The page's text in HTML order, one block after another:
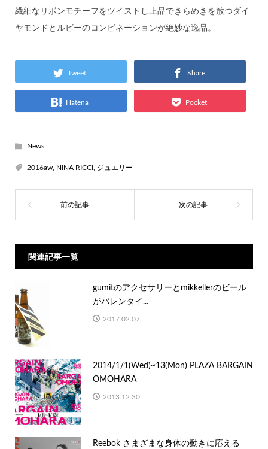
繊細なリボンモチーフをツイストし上品できらめきを放つダイ
ヤモンドとルビーのコンビネーションが絶妙な逸品。
Tweet Share
Hatena Pocket
News
2016aw, NINA RICCI ジュエリー
関連記事一覧
gumitのアクセサリーとmikkellerのビール
がバレンタイ...
2017.02.07
2014/1/1(Wed)~13(Mon) PLAZA BARGAIN
OMOHARA
2013.12.30
Reebok さまざまな⾝体の動きに応える